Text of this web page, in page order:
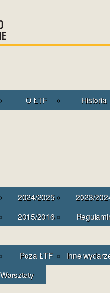
O ŁTF Historia
2024/2025
2023/
2015/2016
Poza ŁTF
Inne
Warsztaty